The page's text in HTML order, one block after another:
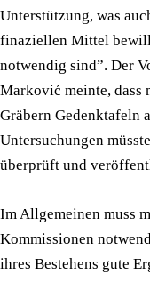
Unterstützung, was
finaziellen Mittel
notwendig sind”. Der
Marković meinte, dass
Gräbern Gedenktafeln
Untersuchungen
überprüft und
Im Allgemeinen muss
Kommissionen
ihres Bestehens gute